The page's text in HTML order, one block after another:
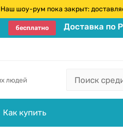
шоу-рум пока закрыт:
бесплатно Доставка по
людей
Как купить